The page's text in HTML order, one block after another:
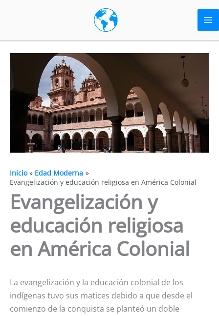
Inicio
Edad Moderna
Evangelización y educación religiosa en América Colonial
Evangelización y
educación religiosa
en América Colonial
La evangelización y la educación colonial de los
indígenas tuvo sus matices debido a que desde el
comienzo de la conquista se planteó un doble